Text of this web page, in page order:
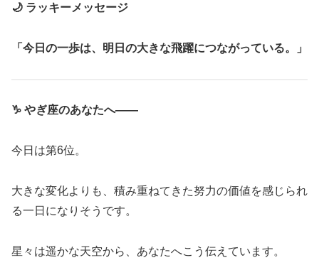
🌙 ラッキーメッセージ
「今日の一歩は、明日の大きな飛躍につながっている。」
♑ やぎ座のあなたへ――
今日は第6位。
大きな変化よりも、積み重ねてきた努力の価値を感じられ
る一日になりそうです。
星々は遥かな天空から、あなたへこう伝えています。